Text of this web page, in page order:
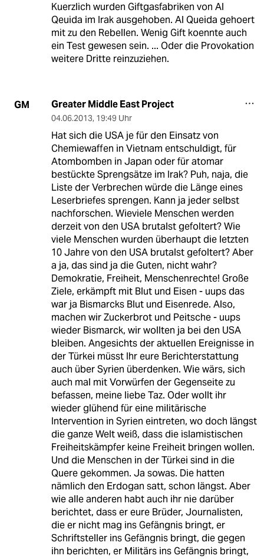
Kuerzlich wurden Giftgasfabriken von Al
Qeuida im Irak ausgehoben. Al Queida gehoert
mit zu den Rebellen. Wenig Gift koennte auch
ein Test gewesen sein. ... Oder die Provokation
weitere Dritte reinzuziehen.
GM Greater Middle East Project
04.06.2013, 19:49 Uhr
Hat sich die USA je für den Einsatz von
Chemiewaffen in Vietnam entschuldigt, für
Atombomben in Japan oder für atomar
bestückte Sprengsätze im Irak? Puh, naja, die
Liste der Verbrechen würde die Länge eines
Leserbriefes sprengen. Kann ja jeder selbst
nachforschen. Wieviele Menschen werden
derzeit von den USA brutalst gefoltert? Wie
viele Menschen wurden überhaupt die letzten
10 Jahre von den USA brutalst gefoltert? Aber
a ja, das sind ja die Guten, nicht wahr?
Demokratie, Freiheit, Menschenrechte! Große
Ziele, erkämpft mit Blut und Eisen - uups das
war ja Bismarcks Blut und Eisenrede. Also,
machen wir Zuckerbrot und Peitsche - uups
wieder Bismarck, wir wollten ja bei den USA
bleiben. Angesichts der aktuellen Ereignisse in
der Türkei müsst Ihr eure Berichterstattung
auch über Syrien überdenken. Wie wärs, sich
auch mal mit Vorwürfen der Gegenseite zu
befassen, meine liebe Taz. Oder wollt ihr
wieder glühend für eine militärische
Intervention in Syrien eintreten, wo doch längst
die ganze Welt weiß, dass die islamistischen
Freiheitskämpfer keine Freiheit bringen wollen.
Und die Menschen in der Türkei sind in die
Quere gekommen. Ja sowas. Die hatten
nämlich den Erdogan satt, schon längst. Aber
wie alle anderen habt auch ihr nie darüber
berichtet, dass er eure Brüder, Journalisten,
die er nicht mag ins Gefängnis bringt, er
Schriftsteller ins Gefängnis bringt, die gegen
ihn berichten, er Militärs ins Gefängnis bringt,